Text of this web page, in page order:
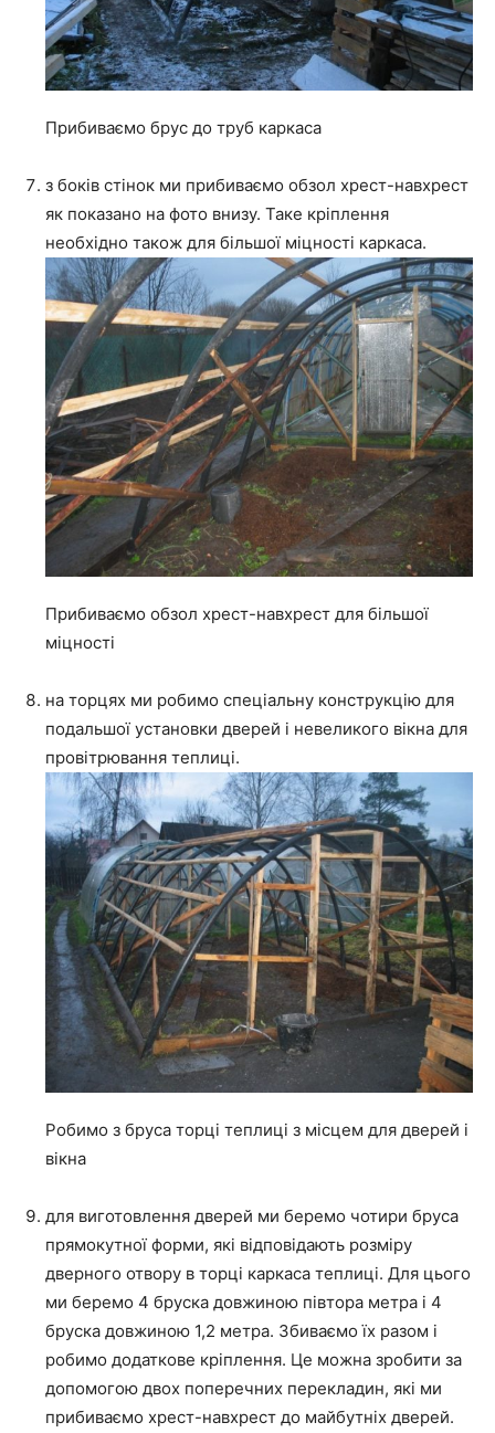
Прибиваємо брус до труб каркаса
з боків стінок ми прибиваємо обзол хрест-навхрест
як показано на фото внизу. Таке кріплення
необхідно також для більшої міцності каркаса.
Прибиваємо обзол хрест-навхрест для більшої
міцності
на торцях ми робимо спеціальну конструкцію для
подальшої установки дверей і невеликого вікна для
провітрювання теплиці.
Робимо з бруса торці теплиці з місцем для дверей і
вікна
для виготовлення дверей ми беремо чотири бруса
прямокутної форми, які відповідають розміру
дверного отвору в торці каркаса теплиці. Для цього
ми беремо 4 бруска довжиною півтора метра і 4
бруска довжиною 1,2 метра. Збиваємо їх разом і
робимо додаткове кріплення. Це можна зробити за
допомогою двох поперечних перекладин, які ми
прибиваємо хрест-навхрест до майбутніх дверей.